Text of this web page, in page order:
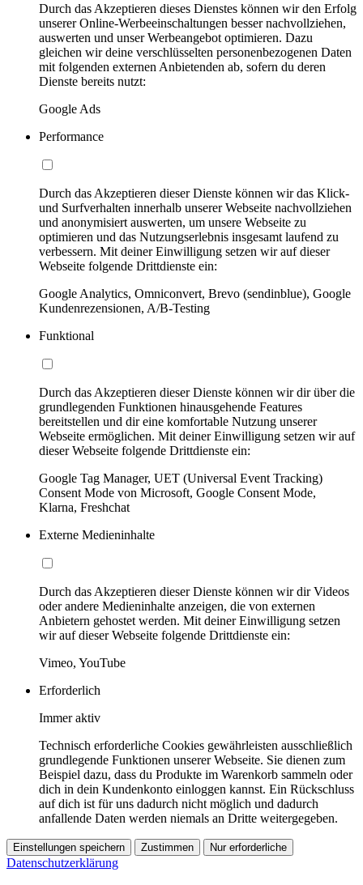
Durch das Akzeptieren dieses Dienstes können wir den Erfolg
unserer Online-Werbeeinschaltungen besser nachvollziehen,
auswerten und unser Werbeangebot optimieren. Dazu
gleichen wir deine verschlüsselten personenbezogenen Daten
mit folgenden externen Anbietenden ab, sofern du deren
Dienste bereits nutzt:
Google Ads
Performance
Durch das Akzeptieren dieser Dienste können wir das Klick-
und Surfverhalten innerhalb unserer Webseite nachvollziehen
und anonymisiert auswerten, um unsere Webseite zu
optimieren und das Nutzungserlebnis insgesamt laufend zu
verbessern. Mit deiner Einwilligung setzen wir auf dieser
Webseite folgende Drittdienste ein:
Google Analytics, Omniconvert, Brevo (sendinblue), Google
Kundenrezensionen, A/B-Testing
Funktional
Durch das Akzeptieren dieser Dienste können wir dir über die
grundlegenden Funktionen hinausgehende Features
bereitstellen und dir eine komfortable Nutzung unserer
Webseite ermöglichen. Mit deiner Einwilligung setzen wir auf
dieser Webseite folgende Drittdienste ein:
Google Tag Manager, UET (Universal Event Tracking)
Consent Mode von Microsoft, Google Consent Mode,
Klarna, Freshchat
Externe Medieninhalte
Durch das Akzeptieren dieser Dienste können wir dir Videos
oder andere Medieninhalte anzeigen, die von externen
Anbietern gehostet werden. Mit deiner Einwilligung setzen
wir auf dieser Webseite folgende Drittdienste ein:
Vimeo, YouTube
Erforderlich
Immer aktiv
Technisch erforderliche Cookies gewährleisten ausschließlich
grundlegende Funktionen unserer Webseite. Sie dienen zum
Beispiel dazu, dass du Produkte im Warenkorb sammeln oder
dich in dein Kundenkonto einloggen kannst. Ein Rückschluss
auf dich ist für uns dadurch nicht möglich und dadurch
anfallende Daten werden niemals an Dritte weitergegeben.
Einstellungen speichern Zustimmen Nur erforderliche
Datenschutzerklärung